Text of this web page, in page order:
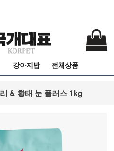
강아지밥 전체상품
& 황태 눈 플러스 1kg